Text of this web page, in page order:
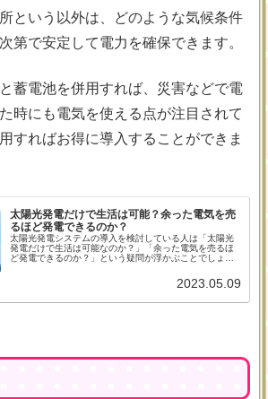
という以外は、どのような気候条件
第で安定して電力を確保できます。
蓄電池を併用すれば、災害などで電
時にも電気を使える点が注目されて
すればお得に導入することができま
太陽光発電だけで生活は可能？余った電気を売
るほど発電できるのか？
太陽光発電システムの導入を検討している人は「太陽光
発電だけで生活は可能なのか？」「余った電気を売るほ
ど発電できるのか？」という疑問が浮かぶことでしょ
フグリッド生活について、解説しています。2023.05.09